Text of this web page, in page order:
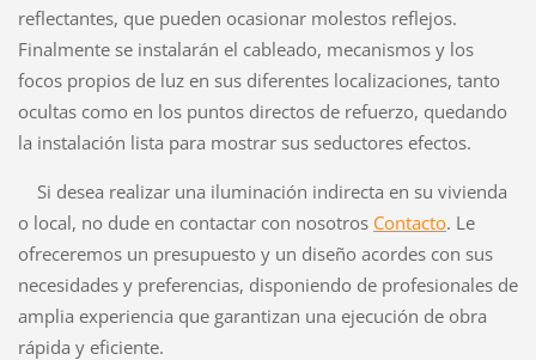
reflectantes, que pueden ocasionar molestos reflejos.
Finalmente se instalarán el cableado, mecanismos y los
focos propios de luz en sus diferentes localizaciones, tanto
ocultas como en los puntos directos de refuerzo, quedando
la instalación lista para mostrar sus seductores efectos.
Si desea realizar una iluminación indirecta en su vivienda
o local, no dude en contactar con nosotros Contacto. Le
ofreceremos un presupuesto y un diseño acordes con sus
necesidades y preferencias, disponiendo de profesionales de
amplia experiencia que garantizan una ejecución de obra
rápida y eficiente.